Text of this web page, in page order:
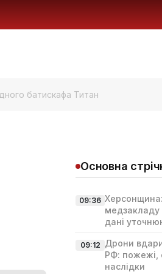
батискафа Титан
Основна
09:36
медзакладу
дані
09:12 Дрони
РФ: пожежі,
наслідки